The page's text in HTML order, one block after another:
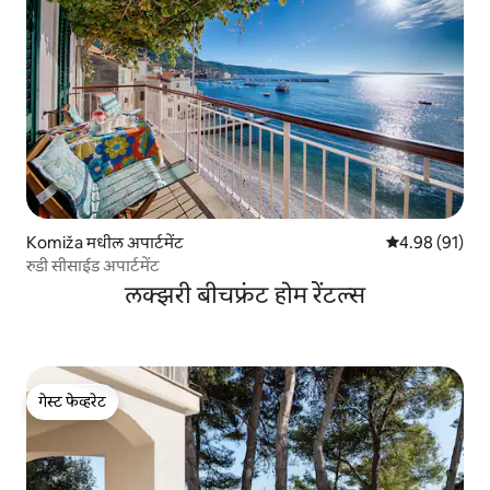
Komiža मधील अपार्टमेंट 5 पैकी 4.98
4.98 (91)
रुडी सीसाईड अपार्टमेंट
लक्झरी बीचफ्रंट होम रेंटल्स
गेस्ट फेव्हरेट
गेस्ट फेव्हरेट